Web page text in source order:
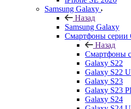
Samsung Galaxy
Назад
Samsung Galaxy
Смартфоны серии
Назад
Смартфоны
Galaxy S22
Galaxy S22
Galaxy S23
Galaxy S23
Galaxy S24